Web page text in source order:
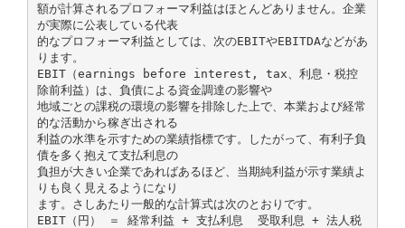
額が計算されるプロフォーマ利益はほとんどありません。企業
が実際に公表している代表
的なプロフォーマ利益としては、次のEBITやEBITDAなどがあ
ります。
EBIT（earnings before interest, tax、利息・税控
除前利益）は、負債による資金調達の影響や
地域ごとの課税の環境の影響を排除した上で、本業および経常
的な活動から稼ぎ出される
利益の水準を示すための業績指標です。したがって、有利子負
債を多く抱えて支払利息の
負担が大きい企業であればあるほど、当期純利益が示す業績よ
りも良く見えるようになり
ます。さしあたり一般的な計算式は次のとおりです。
EBIT（円） ＝ 経常利益 + 支払利息 ­ 受取利息 + 法人税